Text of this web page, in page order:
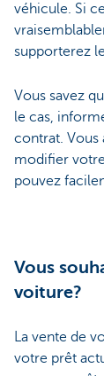
véhicule. Si
supporterez
Vous savez
le cas,
contrat. Vous
modifier
pouvez
Vous
voiture?
La vente de
votre prêt